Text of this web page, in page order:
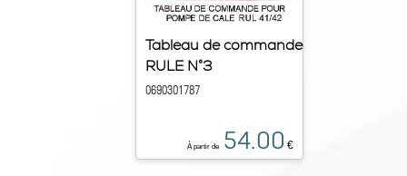
Tableau de commande
RULE N°3
0690301787
À partir de 54.00 €